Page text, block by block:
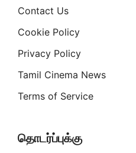
Contact Us
Cookie Policy
Privacy Policy
Tamil Cinema News
Terms of Service
தொடர்ப்புக்கு